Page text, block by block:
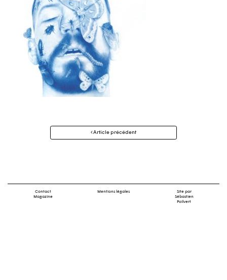
Navigation
Article précédent
Contact
Magazine
Mentions légales
Site par
Sébastien
Poilvert